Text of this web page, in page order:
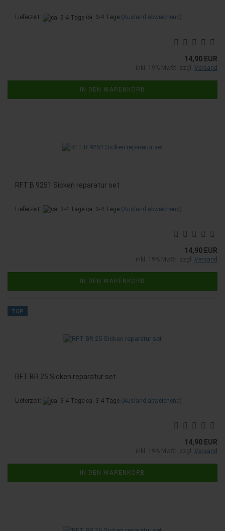
Lieferzeit: ca. 3-4 Tage (Ausland abweichend)
14,90 EUR
inkl. 19% MwSt. zzgl. Versand
IN DEN WARENKORB
RFT B 9251 Sicken reparatur set
Lieferzeit: ca. 3-4 Tage (Ausland abweichend)
14,90 EUR
inkl. 19% MwSt. zzgl. Versand
IN DEN WARENKORB
TOP
RFT BR 25 Sicken reparatur set
Lieferzeit: ca. 3-4 Tage (Ausland abweichend)
14,90 EUR
inkl. 19% MwSt. zzgl. Versand
IN DEN WARENKORB